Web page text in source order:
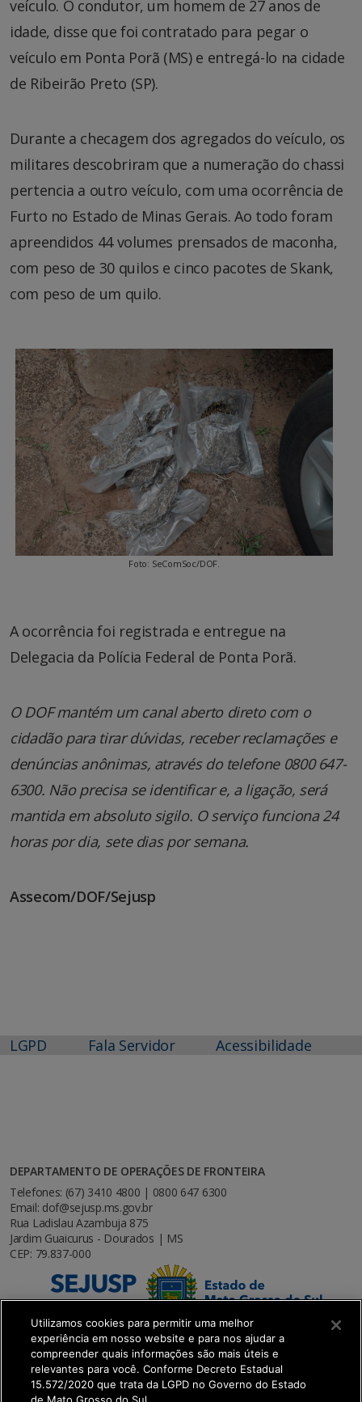
veículo. O condutor, um homem de 27 anos de
idade, disse que foi contratado para pegar o
veículo em Ponta Porã (MS) e entregá-lo na cidade
de Ribeirão Preto (SP).
Durante a checagem dos agregados do veículo, os
militares descobriram que a numeração do chassi
pertencia a outro veículo, com uma ocorrência de
Furto no Estado de Minas Gerais. Ao todo foram
apreendidos 44 volumes prensados de maconha,
com peso de 30 quilos e cinco pacotes de Skank,
com peso de um quilo.
Foto: SeComSoc/DOF.
A ocorrência foi registrada e entregue na
Delegacia da Polícia Federal de Ponta Porã.
O DOF mantém um canal aberto direto com o
cidadão para tirar dúvidas, receber reclamações e
denúncias anônimas, através do telefone 0800 647-
6300. Não precisa se identificar e, a ligação, será
mantida em absoluto sigilo. O serviço funciona 24
horas por dia, sete dias por semana.
Assecom/DOF/Sejusp
LGPD Fala Servidor Acessibilidade
DEPARTAMENTO DE OPERAÇÕES DE FRONTEIRA
Telefones: (67) 3410 4800 | 0800 647 6300
Email: dof@sejusp.ms.gov.br
Rua Ladislau Azambuja 875
Jardim Guaicurus - Dourados | MS
CEP: 79.837-000
Utilizamos cookies para permitir uma melhor
experiência em nosso website e para nos ajudar a
compreender quais informações são mais úteis e
relevantes para você. Conforme Decreto Estadual
15.572/2020 que trata da LGPD no Governo do Estado